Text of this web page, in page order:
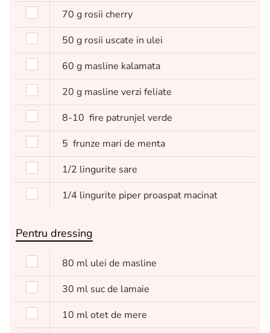
70 g rosii cherry
50 g rosii uscate in ulei
60 g masline kalamata
20 g masline verzi feliate
8-10 fire patrunjel verde
5 frunze mari de menta
1/2 lingurite sare
1/4 lingurite piper proaspat macinat
Pentru dressing
80 ml ulei de masline
30 ml suc de lamaie
10 mlotet de mere